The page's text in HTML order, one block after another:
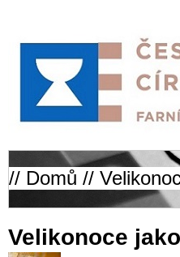
// Domů //
Velikonoce